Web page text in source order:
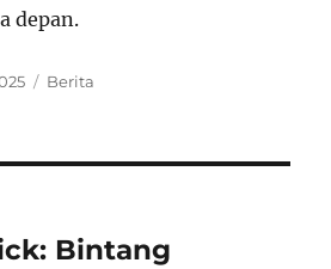
depan.
Categories
Berita
Bintang